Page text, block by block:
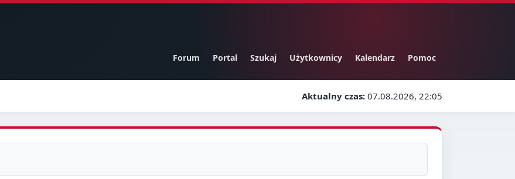
Forum Portal Szukaj Użytkownicy Kalendarz Pomoc
Aktualny czas: 07.08.2026, 22:05